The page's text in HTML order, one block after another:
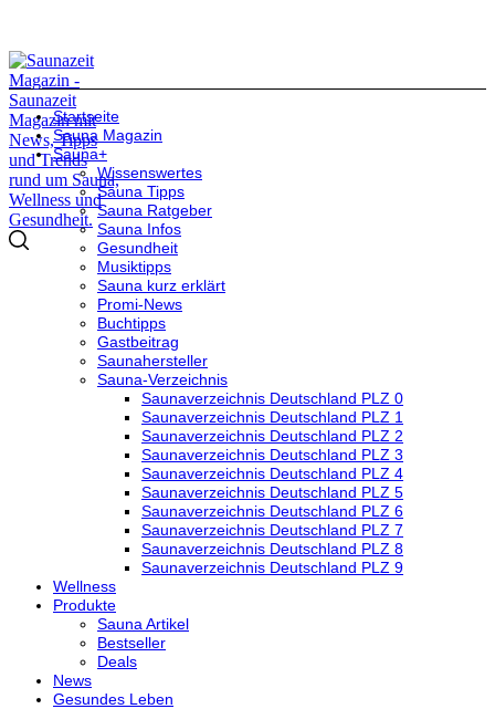
Startseite
Sauna Magazin
Sauna+
Wissenswertes
Sauna Tipps
Sauna Ratgeber
Sauna Infos
Gesundheit
Musiktipps
Sauna kurz erklärt
Promi-News
Buchtipps
Gastbeitrag
Saunahersteller
Sauna-Verzeichnis
Saunaverzeichnis Deutschland PLZ 0
Saunaverzeichnis Deutschland PLZ 1
Saunaverzeichnis Deutschland PLZ 2
Saunaverzeichnis Deutschland PLZ 3
Saunaverzeichnis Deutschland PLZ 4
Saunaverzeichnis Deutschland PLZ 5
Saunaverzeichnis Deutschland PLZ 6
Saunaverzeichnis Deutschland PLZ 7
Saunaverzeichnis Deutschland PLZ 8
Saunaverzeichnis Deutschland PLZ 9
Wellness
Produkte
Sauna Artikel
Bestseller
Deals
News
Gesundes Leben